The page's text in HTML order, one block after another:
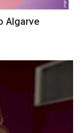
Algarve